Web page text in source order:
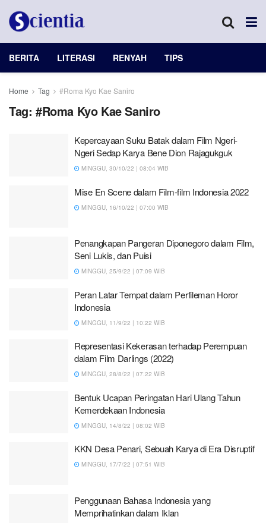
BERITA LITERASI RENYAH TIPS
Home Tag #Roma Kyo Kae Saniro
Tag: #Roma Kyo Kae Saniro
Kepercayaan Suku Batak dalam Film Ngeri-
Ngeri Sedap Karya Bene Dion Rajagukguk
MINGGU, 30/10/22 | 08:04 WIB
Mise En Scene dalam Film-film Indonesia 2022
MINGGU, 16/10/22 | 07:00 WIB
Penangkapan Pangeran Diponegoro dalam Film,
Seni Lukis, dan Puisi
MINGGU, 25/9/22 | 07:09 WIB
Peran Latar Tempat dalam Perfileman Horor
Indonesia
MINGGU, 11/9/22 | 10:22 WIB
Representasi Kekerasan terhadap Perempuan
dalam Film Darlings (2022)
MINGGU, 28/8/22 | 07:22 WIB
Bentuk Ucapan Peringatan Hari Ulang Tahun
Kemerdekaan Indonesia
MINGGU, 14/8/22 | 08:02 WIB
KKN Desa Penari, Sebuah Karya di Era Disruptif
MINGGU, 17/7/22 | 07:51 WIB
Penggunaan Bahasa Indonesia yang
Memprihatinkan dalam Iklan